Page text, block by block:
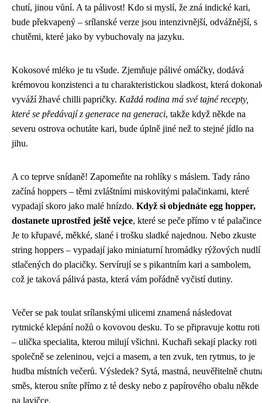
chutí, jinou vůní. A ta pálivost! Kdo si myslí, že zná indické kari,
bude překvapený – srílanské verze jsou intenzivnější, odvážnější, s
chutěmi, které jako by vybuchovaly na jazyku.
Kokosové mléko je tu všude. Zjemňuje pálivé omáčky, dodává
krémovou konzistenci a tu charakteristickou sladkost, která
vyváží žhavé chilli papričky. Každá rodina má své tajné recepty,
které se předávají z generace na generaci, takže když někde na
severu ostrova ochutáte kari, bude úplně jiné než to stejné jídlo na
jihu.
A co teprve snídaně! Zapomeňte na rohlíky s máslem. Tady ráno
začíná hoppers – těmi zvláštními miskovitými palačinkami, které
vypadají skoro jako malé hnízdo. Když si objednáte egg hopper,
dostanete uprostřed ještě vejce, které se peče přímo v té
Je to křupavé, měkké, slané i trošku sladké najednou. Nebo zkuste
string hoppers – vypadají jako miniaturní hromádky rýžových nudlí
stlačených do placičky. Servírují se s pikantním kari a sambolem,
což je taková pálivá pasta, která vám pořádně vyčistí dutiny.
Večer se pak toulat srílanskými ulicemi znamená následovat
rytmické klepání nožů o kovovou desku. To se připravuje kottu roti
– ulička specialita, kterou milují všichni. Kuchaři sekají placky roti
společně se zeleninou, vejci a masem, a ten zvuk, ten rytmus, to je
hudba místních večerů. Výsledek? Sytá, mastná, neuvěřitelně
směs, kterou sníte přímo z té desky nebo z papírového obalu někde
na lavičce.